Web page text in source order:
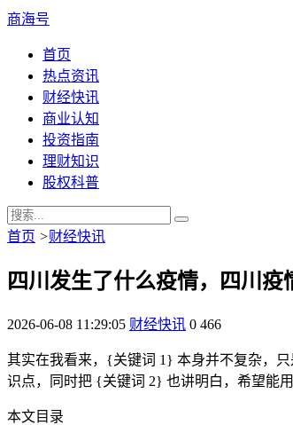
商海号
首页
热点资讯
财经快讯
商业认知
投资指南
理财知识
股权科普
首页 >财经快讯
四川发生了什么疫情，四川
2026-06-08 11:29:05 财经快讯 0 466
其实在我看来，{关键词 1} 本身并不复杂，
识点，同时把 {关键词 2} 也讲明白，希望能
本文目录